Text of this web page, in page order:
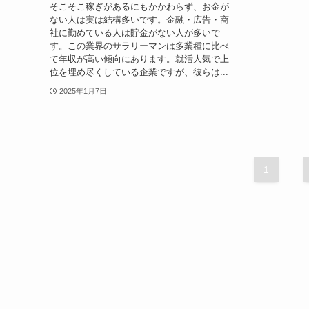
そこそこ稼ぎがあるにもかかわらず、お金が
ない人は実は結構多いです。金融・広告・商
社に勤めている人は貯金がない人が多いで
す。この業界のサラリーマンは多業種に比べ
て年収が高い傾向にあります。就活人気で上
位を埋め尽くしている企業ですが、彼らは...
2025年1月7日
1